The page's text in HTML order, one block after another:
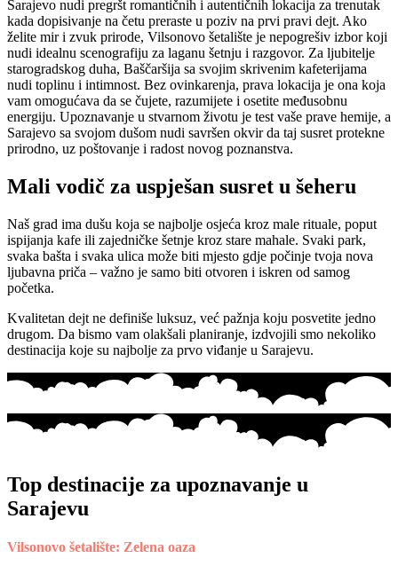
Sarajevo nudi pregršt romantičnih i autentičnih lokacija za trenutak
kada dopisivanje na četu preraste u poziv na prvi pravi dejt. Ako
želite mir i zvuk prirode, Vilsonovo šetalište je nepogrešiv izbor koji
nudi idealnu scenografiju za laganu šetnju i razgovor. Za ljubitelje
starogradskog duha, Baščaršija sa svojim skrivenim kafeterijama
nudi toplinu i intimnost. Bez ovinkarenja, prava lokacija je ona koja
vam omogućava da se čujete, razumijete i osetite međusobnu
energiju. Upoznavanje u stvarnom životu je test vaše prave hemije, a
Sarajevo sa svojom dušom nudi savršen okvir da taj susret protekne
prirodno, uz poštovanje i radost novog poznanstva.
Mali vodič za uspješan susret u šeheru
Naš grad ima dušu koja se najbolje osjeća kroz male rituale, poput
ispijanja kafe ili zajedničke šetnje kroz stare mahale. Svaki park,
svaka bašta i svaka ulica može biti mjesto gdje počinje tvoja nova
ljubavna priča – važno je samo biti otvoren i iskren od samog
početka.
Kvalitetan dejt ne definiše luksuz, već pažnja koju posvetite jedno
drugom. Da bismo vam olakšali planiranje, izdvojili smo nekoliko
destinacija koje su najbolje za prvo viđanje u Sarajevu.
Top destinacije za upoznavanje u
Sarajevu
Vilsonovo šetalište: Zelena oaza